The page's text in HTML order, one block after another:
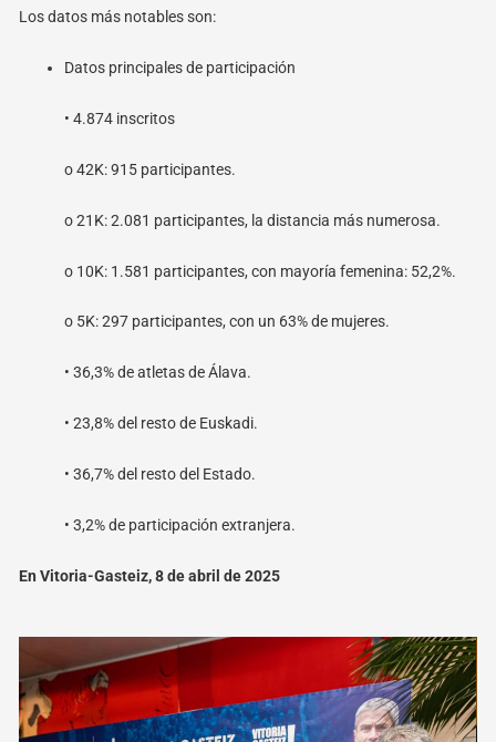
Los datos más notables son:
Datos principales de participación
• 4.874 inscritos
o42K: 915 participantes.
o21K: 2.081 participantes, la distancia más numerosa.
o 10K: 1.581 participantes, con mayoría femenina: 52,2%.
o 5K: 297 participantes, con un 63% de mujeres.
• 36,3% de atletas de Álava.
• 23,8% del resto de Euskadi.
• 36,7% del resto del Estado.
• 3,2% de participación extranjera.
En Vitoria-Gasteiz, 8 de abril de 2025